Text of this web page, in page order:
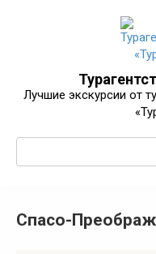
Лучшие экскурсии от
Спасо-